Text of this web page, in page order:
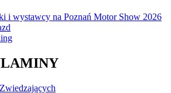
i wystawcy na Poznań Motor Show 2026